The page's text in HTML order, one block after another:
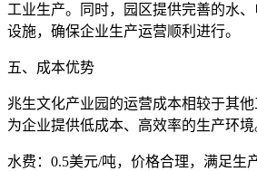
工业生产。同时，园区提供完善的水
设施，确保企业生产运营顺利进行。
五、成本优势
兆生文化产业园的运营成本相较于其他
为企业提供低成本、高效率的生产环境
水费：0.5美元/吨，价格合理，满足生